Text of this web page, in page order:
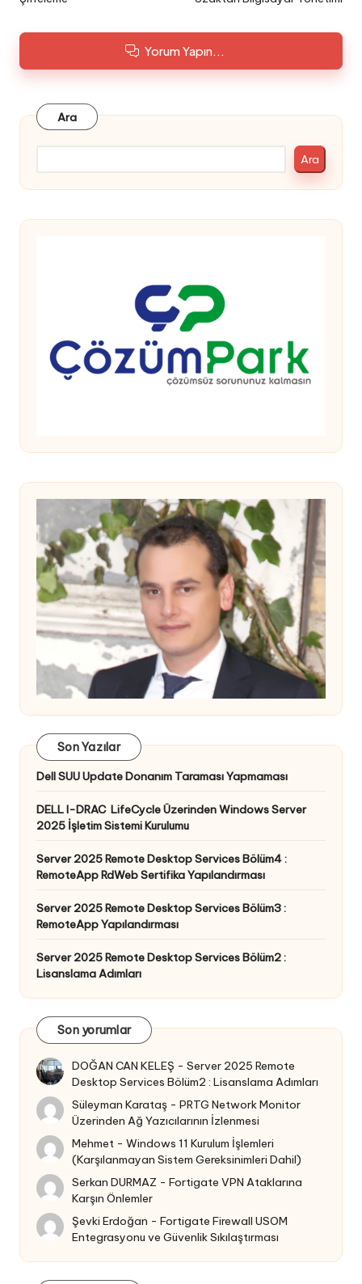
Yorum Yapın...
Ara
Ara
Son Yazılar
Dell SUU Update Donanım Taraması Yapmaması
DELL I-DRAC LifeCycle Üzerinden Windows Server
2025 İşletim Sistemi Kurulumu
Server 2025 Remote Desktop Services Bölüm4 :
RemoteApp RdWeb Sertifika Yapılandırması
Server 2025 Remote Desktop Services Bölüm3 :
RemoteApp Yapılandırması
Server 2025 Remote Desktop Services Bölüm2 :
Lisanslama Adımları
Son yorumlar
DOĞAN CAN KELEŞ -Server 2025 Remote
Desktop Services Bölüm2 : Lisanslama Adımları
Süleyman Karataş -PRTG Network Monitor
Üzerinden Ağ Yazıcılarının İzlenmesi
Mehmet -Windows 11 Kurulum İşlemleri
(Karşılanmayan Sistem Gereksinimleri Dahil)
Serkan DURMAZ -Fortigate VPN Ataklarına
Karşın Önlemler
Şevki Erdoğan -Fortigate Firewall USOM
Entegrasyonu ve Güvenlik Sıkılaştırması